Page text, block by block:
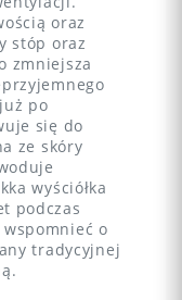
oraz
stóp oraz
zmniejsza
po
się do
ze skóry
wyściółka
podczas
o
tradycyjnej